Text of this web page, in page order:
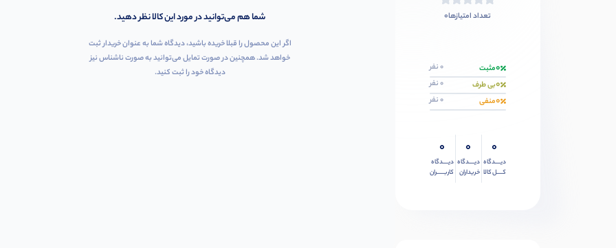
تعداد امتیازها0
0مثبت 0 نفر
0بی طرف 0 نفر
0منفی 0 نفر
0
دیــــدگاه
کــــل کالا
0
دیــــدگاه
خریداران
0
دیــــدگاه
کاربـــــران
شما هم می‌توانید در مورد این کالا نظر دهید.
اگر این محصول را قبلا خریده باشید، دیدگاه شما به عنوان خریدار ثبت
خواهد شد. همچنین در صورت تمایل می‌توانید به صورت ناشناس نیز
دیدگاه خود را ثبت کنید.